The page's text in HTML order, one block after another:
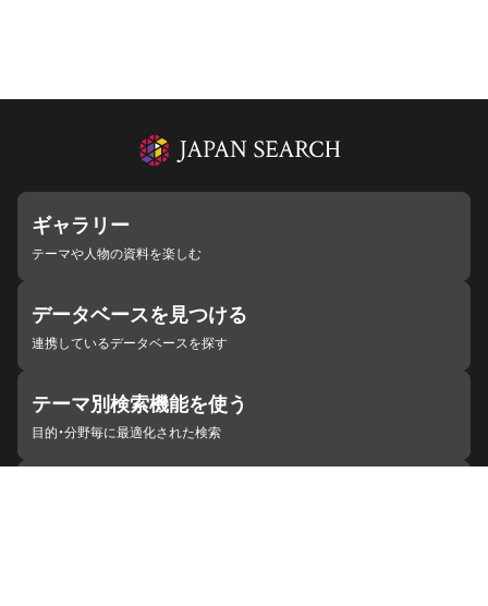
ギャラリー
テーマや人物の資料を楽しむ
データベースを見つける
連携しているデータベースを探す
テーマ別検索機能を使う
目的・分野毎に最適化された検索